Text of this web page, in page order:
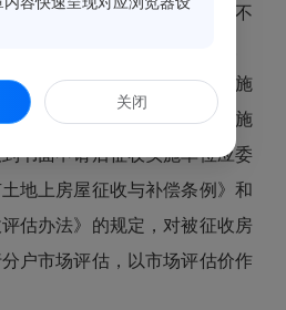
一致签订房屋补偿协议，则不
换安置房进行分户市场评估。
区位价计价方式与征收实施
议，则被征收人应向征收实施
书面申请后征收实施单位应委
地上房屋征收与补偿条例》和
估办法》的规定，对被征收房
户市场评估，以市场评估价作
关闭